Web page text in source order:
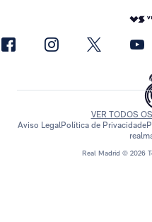
Real Madrid © 2026
VER TODOS
Aviso LegalPolítica de Privacidade